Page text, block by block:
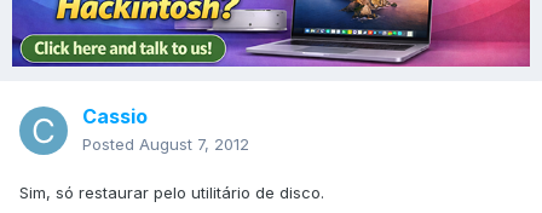
Cassio
Posted August 7, 2012
Sim, só restaurar pelo utilitário de disco.